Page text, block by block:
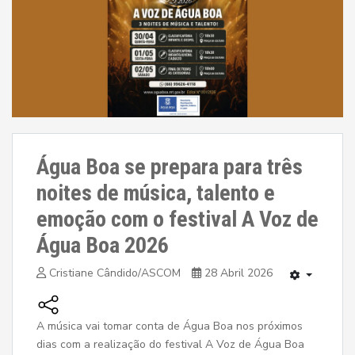
Água Boa se prepara para três
noites de música, talento e
emoção com o festival A Voz de
Água Boa 2026
Cristiane Cândido/ASCOM 28 Abril 2026
A música vai tomar conta de Água Boa nos próximos
dias com a realização do festival A Voz de Água Boa